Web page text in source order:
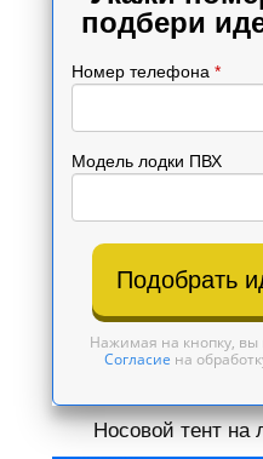
подбери
Номер телефона *
Модель лодки ПВХ
Подобрать
Нажимая на кнопку,
Согласие на
Носовой тент